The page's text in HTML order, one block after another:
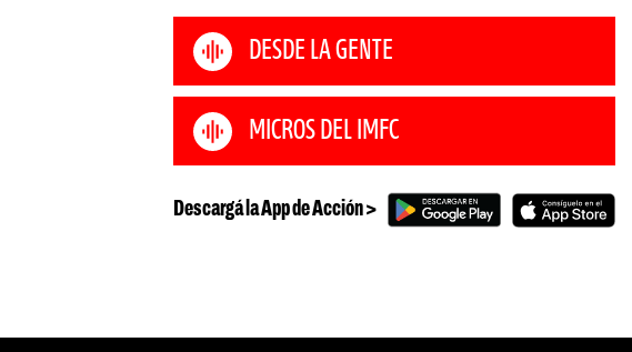
DESDE LA GENTE
MICROS DEL IMFC
Descargá la App de Acción >